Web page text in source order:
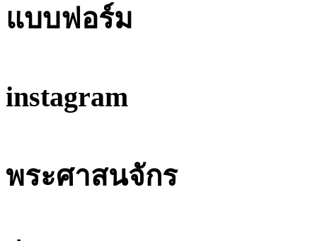
แบบฟอร์ม
instagram
พระศาสนจักร